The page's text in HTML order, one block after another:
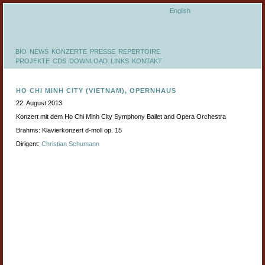
English
BIO NEWS KONZERTE PRESSE REPERTOIRE
PROJEKTE CDS DOWNLOAD LINKS KONTAKT
HO CHI MINH CITY (VIETNAM), OPERNHAUS
22. August 2013
Konzert mit dem Ho Chi Minh City Symphony Ballet and Opera Orchestra
Brahms: Klavierkonzert d-moll op. 15
Dirigent: Christian Schumann